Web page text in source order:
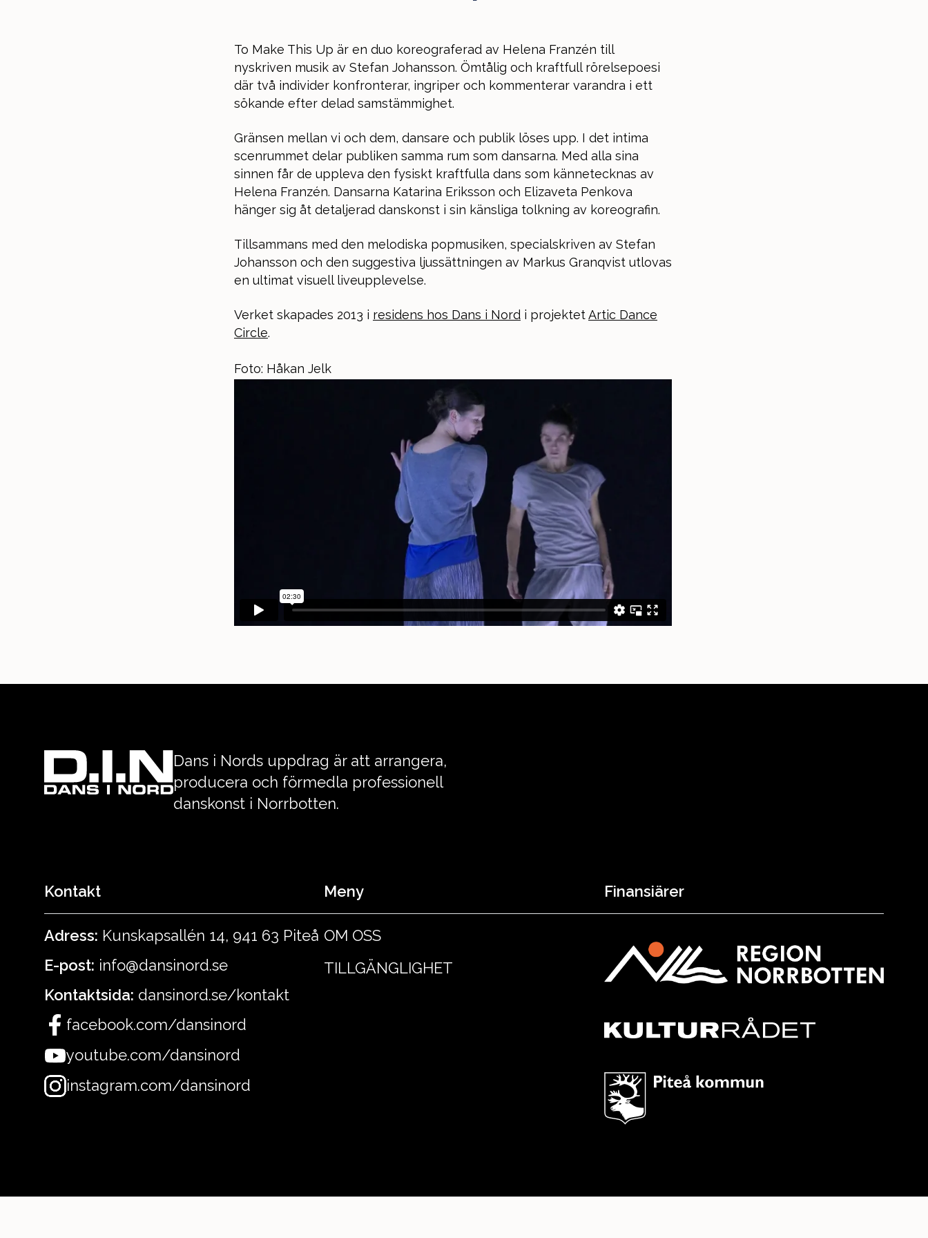
To Make This Up är en duo koreograferad av Helena Franzén till
nyskriven musik av Stefan Johansson. Ömtålig och kraftfull rörelsepoesi
där två individer konfronterar, ingriper och kommenterar varandra i ett
sökande efter delad samstämmighet.
Gränsen mellan vi och dem, dansare och publik löses upp. I det intima
scenrummet delar publiken samma rum som dansarna. Med alla sina
sinnen får de uppleva den fysiskt kraftfulla dans som kännetecknas av
Helena Franzén. Dansarna Katarina Eriksson och Elizaveta Penkova
hänger sig åt detaljerad danskonst i sin känsliga tolkning av koreografin.
Tillsammans med den melodiska popmusiken, specialskriven av Stefan
Johansson och den suggestiva ljussättningen av Markus Granqvist utlovas
en ultimat visuell liveupplevelse.
Verket skapades 2013 i residens hos Dans i Nordi projektetArtic Dance
Circle.
Foto: Håkan Jelk
Dans i Nords uppdrag är att arrangera,
producera och förmedla professionell
danskonst i Norrbotten.
Kontakt
Adress: Kunskapsallén 14, 941 63 Piteå
E-post: info@dansinord.se
Kontaktsida: dansinord.se/kontakt
facebook.com/dansinord
youtube.com/dansinord
instagram.com/dansinord
Meny
OM OSS
TILLGÄNGLIGHET
Finansiärer